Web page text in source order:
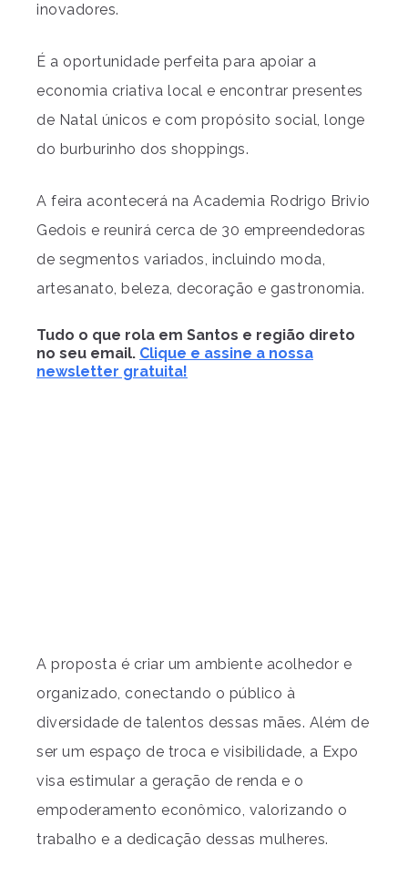
inovadores.
É a oportunidade perfeita para apoiar a
economia criativa local e encontrar presentes
de Natal únicos e com propósito social, longe
do burburinho dos shoppings.
A feira acontecerá na Academia Rodrigo Brivio
Gedois e reunirá cerca de 30 empreendedoras
de segmentos variados, incluindo moda,
artesanato, beleza, decoração e gastronomia.
Tudo o que rola em Santos e região direto
no seu email. Clique e assine a nossa
newsletter gratuita!
A proposta é criar um ambiente acolhedor e
organizado, conectando o público à
diversidade de talentos dessas mães. Além de
ser um espaço de troca e visibilidade, a Expo
visa estimular a geração de renda e o
empoderamento econômico, valorizando o
trabalho e a dedicação dessas mulheres.